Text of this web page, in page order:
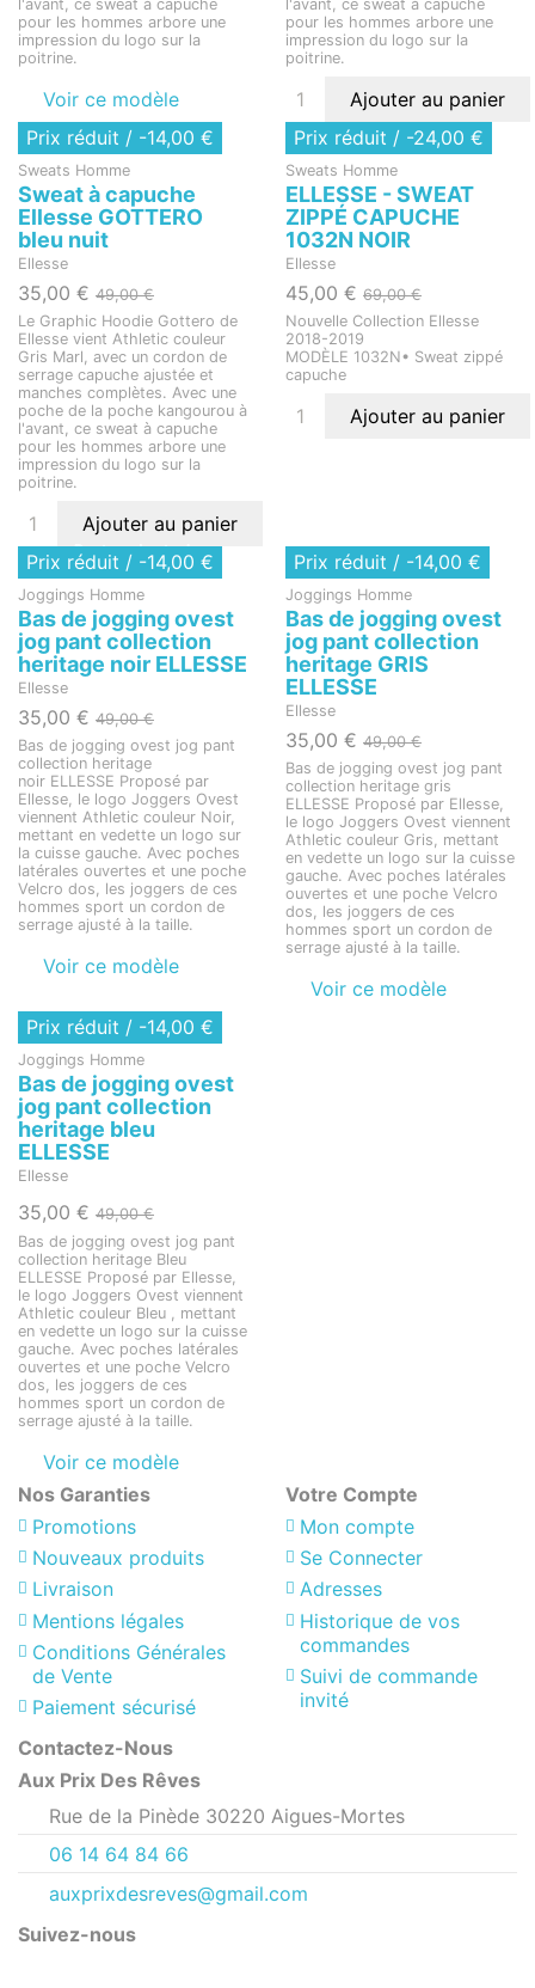
l'avant, ce sweat à capuche
pour les hommes arbore une
impression du logo sur la
poitrine.
Voir ce modèle
l'avant, ce sweat à capuche
pour les hommes arbore une
impression du logo sur la
poitrine.
Ajouter au panier
Prix réduit / -14,00 €
Sweats Homme
Sweat à capuche
Ellesse GOTTERO
bleu nuit
Ellesse
35,00 € 49,00 €
Le Graphic Hoodie Gottero de
Ellesse vient Athletic couleur
Gris Marl, avec un cordon de
serrage capuche ajustée et
manches complètes. Avec une
poche de la poche kangourou à
l'avant, ce sweat à capuche
pour les hommes arbore une
impression du logo sur la
poitrine.
Ajouter au panier
Prix réduit / -24,00 €
Sweats Homme
ELLESSE - SWEAT
ZIPPÉ CAPUCHE
1032N NOIR
Ellesse
45,00 € 69,00 €
Nouvelle Collection Ellesse
2018-2019
MODÈLE 1032N• Sweat zippé
capuche
Ajouter au panier
Prix réduit / -14,00 €
Rupture de stock
Joggings Homme
Bas de jogging ovest
jog pant collection
heritage noir ELLESSE
Ellesse
35,00 € 49,00 €
Bas de jogging ovest jog pant
collection heritage
noir ELLESSE Proposé par
Ellesse, le logo Joggers Ovest
viennent Athletic couleur Noir,
mettant en vedette un logo sur
la cuisse gauche. Avec poches
latérales ouvertes et une poche
Velcro dos, les joggers de ces
hommes sport un cordon de
serrage ajusté à la taille.
Voir ce modèle
Prix réduit / -14,00 €
Rupture de stock
Joggings Homme
Bas de jogging ovest
jog pant collection
heritage GRIS
ELLESSE
Ellesse
35,00 € 49,00 €
Bas de jogging ovest jog pant
collection heritage gris
ELLESSE Proposé par Ellesse,
le logo Joggers Ovest viennent
Athletic couleur Gris, mettant
en vedette un logo sur la cuisse
gauche. Avec poches latérales
ouvertes et une poche Velcro
dos, les joggers de ces
hommes sport un cordon de
serrage ajusté à la taille.
Voir ce modèle
Prix réduit / -14,00 €
Rupture de stock
Joggings Homme
Bas de jogging ovest
jog pant collection
heritage bleu
ELLESSE
Ellesse
35,00 € 49,00 €
Bas de jogging ovest jog pant
collection heritage Bleu
ELLESSE Proposé par Ellesse,
le logo Joggers Ovest viennent
Athletic couleur Bleu , mettant
en vedette un logo sur la cuisse
gauche. Avec poches latérales
ouvertes et une poche Velcro
dos, les joggers de ces
hommes sport un cordon de
serrage ajusté à la taille.
Voir ce modèle
Nos Garanties
Promotions
Nouveaux produits
Livraison
Mentions légales
Conditions Générales
de Vente
Paiement sécurisé
Votre Compte
Mon compte
Se Connecter
Adresses
Historique de vos
commandes
Suivi de commande
invité
Contactez-Nous
Aux Prix Des Rêves
Rue de la Pinède 30220 Aigues-Mortes
06 14 64 84 66
auxprixdesreves@gmail.com
Suivez-nous